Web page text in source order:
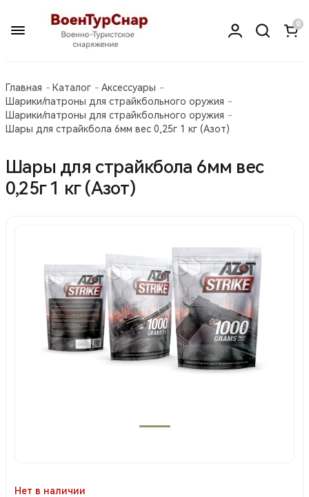
0
Главная Каталог
Аксессуары
Шарики/патроны для страйкбольного оружия
Шарики/патроны для страйкбольного оружия
Шары для страйкбола 6мм вес 0,25г 1 кг (Азот)
Шары для страйкбола 6мм вес
0,25г 1 кг (Азот)
Нет в наличии